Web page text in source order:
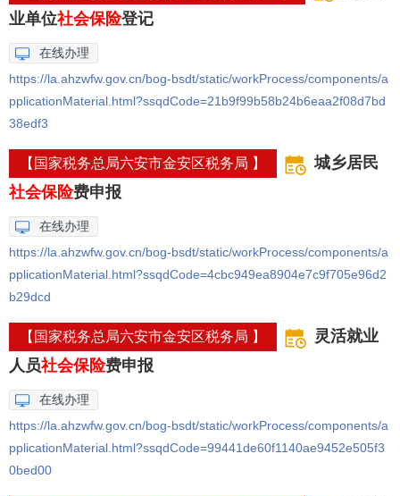
业单位社会保险登记
在线办理
https://la.ahzwfw.gov.cn/bog-bsdt/static/workProcess/components/a
pplicationMaterial.html?ssqdCode=21b9f99b58b24b6eaa2f08d7bd
38edf3
【国家税务总局六安市金安区税务局 】
城乡居民
社会保险费申报
在线办理
https://la.ahzwfw.gov.cn/bog-bsdt/static/workProcess/components/a
pplicationMaterial.html?ssqdCode=4cbc949ea8904e7c9f705e96d2
b29dcd
【国家税务总局六安市金安区税务局 】
灵活就业
人员社会保险费申报
在线办理
https://la.ahzwfw.gov.cn/bog-bsdt/static/workProcess/components/a
pplicationMaterial.html?ssqdCode=99441de60f1140ae9452e505f3
0bed00